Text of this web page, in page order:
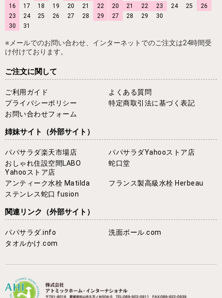
16
17 18 19 20 21
22
23
24 25 26 27 28
29
30
31
20
21 22 23 24 25
26
27
28 29 30
※メールでのお問い合わせ、インターネットでのご注文は24時間受
け付けております。
ご注文に関して
ご利用ガイド
よくある質問
プライバシーポリシー
特定商取引法に基づく表記
お問い合わせフォーム
姉妹サイト （外部サイト）
パパサラダ楽天市場店
パパサラダYahooストア店
おしゃれ住設空間LABO
Yahooストア店
蛇口堂
アンティーク水栓 Matilda
フランス製高級水栓 Herbeau
ステンレス蛇口 fusion
関連リンク （外部サイト）
パパサラダ.info
洗面ボール.com
タオルかけ.com